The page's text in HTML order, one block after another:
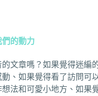
的動力
文章嗎？如果覺得迷編
、如果覺得看了訪問可
法和可愛小地方、如果